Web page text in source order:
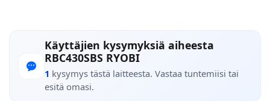
Käyttäjien kysymyksiä aiheesta
RBC430SBS RYOBI
1 kysymys tästä laitteesta. Vastaa tuntemiisi tai
esitä omasi.